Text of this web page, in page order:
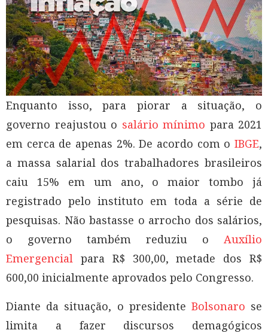
Enquanto isso, para piorar a situação, o
governo reajustou o salário mínimo para 2021
em cerca de apenas 2%. De acordo com o IBGE,
a massa salarial dos trabalhadores brasileiros
caiu 15% em um ano, o maior tombo já
registrado pelo instituto em toda a série de
pesquisas. Não bastasse o arrocho dos salários,
o governo também reduziu o Auxílio
Emergencial para R$ 300,00, metade dos R$
600,00 inicialmente aprovados pelo Congresso.
Diante da situação, o presidente Bolsonaro se
limita a fazer discursos demagógicos